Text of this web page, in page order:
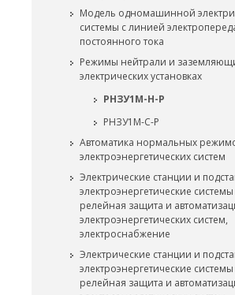
Модель одномашинной
системы с линией
постоянного тока
Режимы нейтрали и
электрических установках
РНЗУ1М-Н-Р
РНЗУ1М-С-Р
Автоматика нормальных
электроэнергетических систем
Электрические станции и
электроэнергетические системы
релейная защита и
электроэнергетических систем,
электроснабжение
Электрические станции и
электроэнергетические системы
релейная защита и